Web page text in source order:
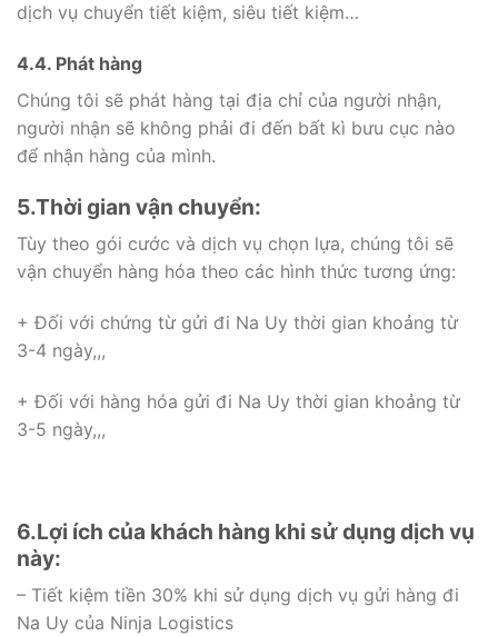
dịch vụ chuyển tiết kiệm, siêu tiết kiệm…
4.4. Phát hàng
Chúng tôi sẽ phát hàng tại địa chỉ của người nhận,
người nhận sẽ không phải đi đến bất kì bưu cục nào
để nhận hàng của mình.
5.Thời gian vận chuyển:
Tùy theo gói cước và dịch vụ chọn lựa, chúng tôi sẽ
vận chuyển hàng hóa theo các hình thức tương ứng:
+ Đối với chứng từ gửi đi Na Uy thời gian khoảng từ
3-4 ngày,,,
+ Đối với hàng hóa gửi đi Na Uy thời gian khoảng từ
3-5 ngày,,,
6.Lợi ích của khách hàng khi sử dụng dịch vụ
này:
– Tiết kiệm tiền 30% khi sử dụng dịch vụ gửi hàng đi
Na Uy của Ninja Logistics